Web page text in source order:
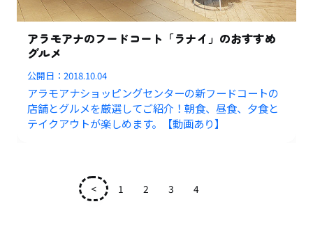
アラモアナのフードコート「ラナイ」のおすすめ
グルメ
公開日：2018.10.04
アラモアナショッピングセンターの新フードコートの
店舗とグルメを厳選してご紹介！朝食、昼食、夕食と
テイクアウトが楽しめます。【動画あり】
< 1 2 3 4